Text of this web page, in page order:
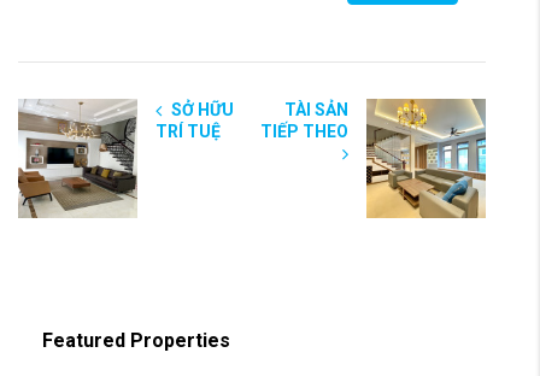
SỞ HỮU
TRÍ TUỆ
TÀI SẢN
TIẾP THEO
Featured Properties